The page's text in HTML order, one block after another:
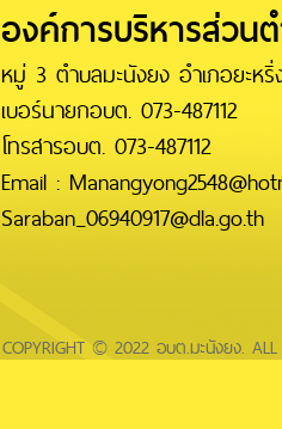
องค์การบริหารส่วน
หมู่ 3 ตำบลมะนังยง อำเภอยะห
เบอร์นายกอบต. 073-487112
โทรสารอบต. 073-487112
Email :
Saraban_06940917@dla.go.th
COPYRIGHT © 2022 อบต.มะนังยง. ALL